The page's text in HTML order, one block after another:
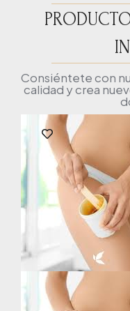
Consiéntete con
calidad y crea